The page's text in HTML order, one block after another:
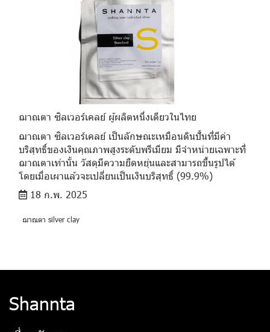
ฌาณตา ซิลเวอร์เคลย์ ผู้ผลิตหนึ่งเดียวในไทย
ฌาณตา ซิลเวอร์เคลย์ เป็นลักษณะเหมือนดินปั้นที่มีค่า
บริสุทธิ์ของเงินคุณภาพสูงระดับพรีเมียม มีจำหน่ายเฉพาะที่
ฌาณตาเท่านั้น วัสดุมีความยืดหยุ่นและสามารถขึ้นรูปได้
โดยเมื่อเผาแล้วจะเปลี่ยนเป็นเงินบริสุทธิ์ (99.9%)
18 ก.พ. 2025
ฌาณตา silver clay
Shannta